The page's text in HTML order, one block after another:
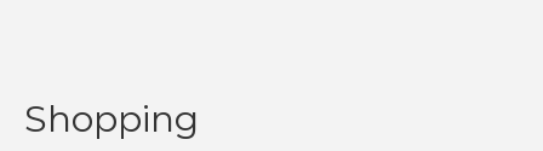
Shopping